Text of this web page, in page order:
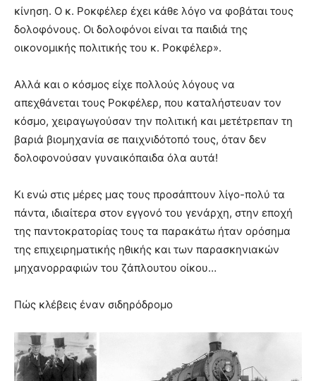
κίνηση. Ο κ. Ροκφέλερ έχει κάθε λόγο να φοβάται τους
δολοφόνους. Οι δολοφόνοι είναι τα παιδιά της
οικονομικής πολιτικής του κ. Ροκφέλερ».
Αλλά και ο κόσμος είχε πολλούς λόγους να
απεχθάνεται τους Ροκφέλερ, που καταλήστευαν τον
κόσμο, χειραγωγούσαν την πολιτική και μετέτρεπαν τη
βαριά βιομηχανία σε παιχνιδότοπό τους, όταν δεν
δολοφονούσαν γυναικόπαιδα όλα αυτά!
Κι ενώ στις μέρες μας τους προσάπτουν λίγο-πολύ τα
πάντα, ιδιαίτερα στον εγγονό του γενάρχη, στην εποχή
της παντοκρατορίας τους τα παρακάτω ήταν ορόσημα
της επιχειρηματικής ηθικής και των παρασκηνιακών
μηχανορραφιών του ζάπλουτου οίκου…
Πώς κλέβεις έναν σιδηρόδρομο